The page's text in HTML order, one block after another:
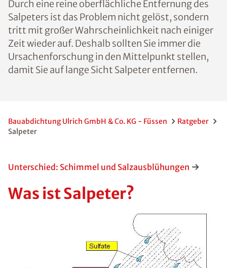
Durch eine reine oberflächliche Entfernung des
Salpeters ist das Problem nicht gelöst, sondern
tritt mit großer Wahrscheinlichkeit nach einiger
Zeit wieder auf. Deshalb sollten Sie immer die
Ursachenforschung in den Mittelpunkt stellen,
damit Sie auf lange Sicht Salpeter entfernen.
Bauabdichtung Ulrich GmbH & Co. KG - Füssen
Ratgeber
Salpeter
Unterschied: Schimmel und Salzausblühungen
Was ist Salpeter?